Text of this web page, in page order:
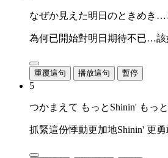
なぜか見えた明日のときめき…
為何已開始對明日期待不已…該
重覆這句 播放這句 暫停
5
つかまえて もっとShinin' もっ
抓緊這份悸動更加地Shinin' 更勇